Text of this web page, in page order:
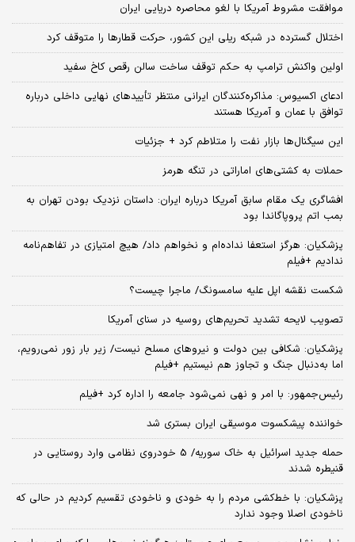
موافقت مشروط آمریکا با لغو محاصره دریایی ایران
اختلال گسترده در شبکه ریلی این کشور، حرکت قطارها را متوقف کرد
اولین واکنش ترامپ به حکم توقف ساخت سالن رقص کاخ سفید
ادعای اکسیوس: مذاکره‌کنندگان ایرانی منتظر تأییدهای نهایی داخلی درباره
توافق با عمان و آمریکا هستند
این سیگنال‌ها بازار نفت را متلاطم کرد + جزئیات
حملات به کشتی‌های اماراتی در تنگه هرمز
افشاگری یک مقام سابق آمریکا درباره ایران: داستان نزدیک بودن تهران به
بمب اتم پروپاگاندا بود
پزشکیان: هرگز استعفا نداده‌ام و نخواهم داد/ هیچ امتیازی در تفاهم‌نامه
ندادیم +فیلم
شکست نقشه اپل علیه سامسونگ/ ماجرا چیست؟
تصویب لایحه تشدید تحریم‌های روسیه در سنای آمریکا
پزشکیان: شکافی بین دولت و نیروهای مسلح نیست/ زیر بار زور نمی‌رویم،
اما به‌دنبال جنگ و تجاوز هم نیستیم +فیلم
رئیس‌جمهور: با امر و نهی نمی‌شود جامعه را اداره کرد +فیلم
خواننده پیشکسوت موسیقی ایران بستری شد
حمله جدید اسرائیل به خاک سوریه/ 5 خودروی نظامی وارد روستایی در
قنیطره شدند
پزشکیان: با خط‌کشی مردم را به خودی و ناخودی تقسیم کردیم در حالی که
ناخودی اصلا وجود ندارد